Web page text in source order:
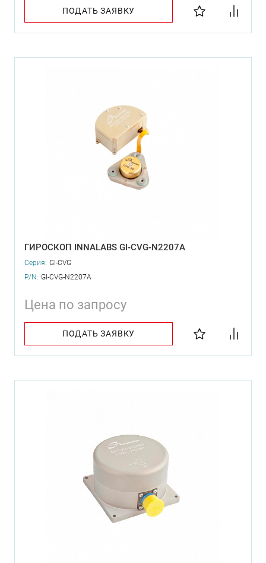
ПОДАТЬ ЗАЯВКУ
ГИРОСКОП INNALABS GI-CVG-N2207A
Серия: GI-CVG
P/N: GI-CVG-N2207A
Цена по запросу
ПОДАТЬ ЗАЯВКУ